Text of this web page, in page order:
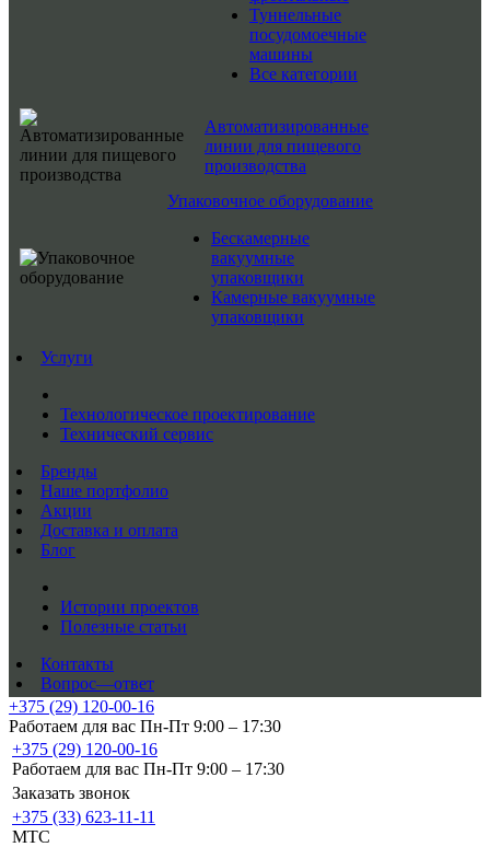
Туннельные
посудомоечные
машины
Все категории
Автоматизированные
линии для пищевого
производства
Упаковочное оборудование
Бескамерные
вакуумные
упаковщики
Камерные вакуумные
упаковщики
Услуги
Технологическое проектирование
Технический сервис
Бренды
Наше портфолио
Акции
Доставка и оплата
Блог
Истории проектов
Полезные статьи
Контакты
Вопрос—ответ
+375 (29) 120-00-16
Работаем для вас Пн-Пт 9:00 – 17:30
+375 (29) 120-00-16
Работаем для вас Пн-Пт 9:00 – 17:30
Заказать звонок
+375 (33) 623-11-11
MTC